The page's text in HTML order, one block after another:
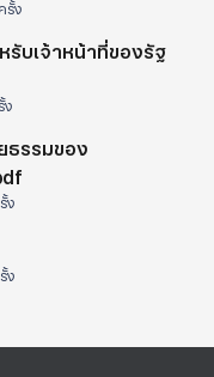
รั้ง
รับเจ้าหน้าที่ของรัฐ
ง
ธรรมของ
ง
ง